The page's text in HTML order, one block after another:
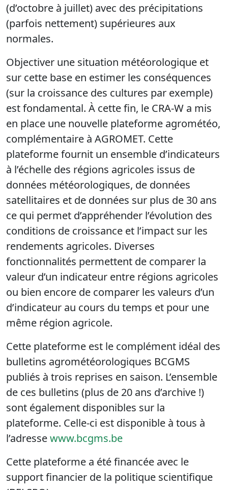
(d’octobre à juillet) avec des précipitations
(parfois nettement) supérieures aux
normales.
Objectiver une situation météorologique et
sur cette base en estimer les conséquences
(sur la croissance des cultures par exemple)
est fondamental. À cette fin, le CRA-W a mis
en place une nouvelle plateforme agrométéo,
complémentaire à AGROMET. Cette
plateforme fournit un ensemble d’indicateurs
à l’échelle des régions agricoles issus de
données météorologiques, de données
satellitaires et de données sur plus de 30 ans
ce qui permet d’appréhender l’évolution des
conditions de croissance et l’impact sur les
rendements agricoles. Diverses
fonctionnalités permettent de comparer la
valeur d’un indicateur entre régions agricoles
ou bien encore de comparer les valeurs d’un
d’indicateur au cours du temps et pour une
même région agricole.
Cette plateforme est le complément idéal des
bulletins agrométéorologiques BCGMS
publiés à trois reprises en saison. L’ensemble
de ces bulletins (plus de 20 ans d’archive !)
sont également disponibles sur la
plateforme. Celle-ci est disponible à tous à
l’adressewww.bcgms.be
Cette plateforme a été financée avec le
support financier de la politique scientifique